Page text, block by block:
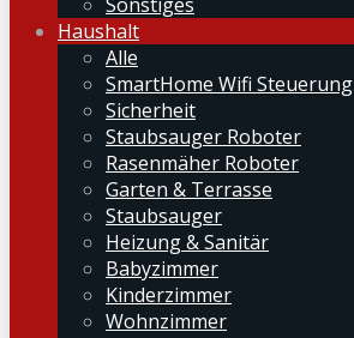
Haushalt
Alle
SmartHome Wifi Steuerung
Sicherheit
Staubsauger Roboter
Rasenmäher Roboter
Garten & Terrasse
Staubsauger
Heizung & Sanitär
Babyzimmer
Kinderzimmer
Wohnzimmer